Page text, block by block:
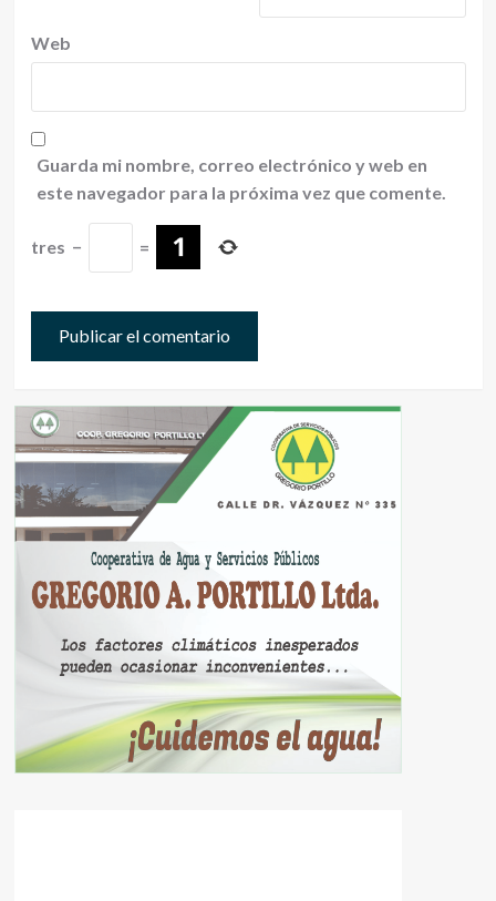
Web
Guarda mi nombre, correo electrónico y web en
este navegador para la próxima vez que comente.
tres − =